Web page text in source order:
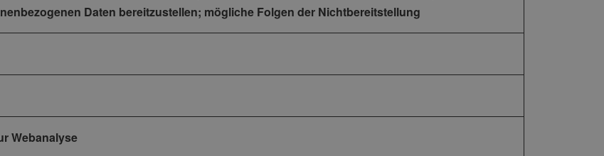
Daten bereitzustellen; mögliche Folgen der Nichtbereitstellung
Webanalyse